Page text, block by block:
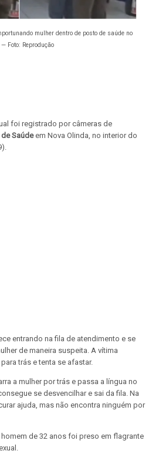
mulher dentro de posto de saúde no
— Foto: Reprodução
foi registrado por câmeras de
Saúdeem Nova Olinda, no interior do
entrando na fila de atendimento e se
de maneira suspeita. A vítima
trás e tenta se afastar.
a mulher por trás e passa a língua no
se desvencilhar e sai da fila. Na
ajuda, mas não encontra ninguém por
de 32 anos foi preso em flagrante